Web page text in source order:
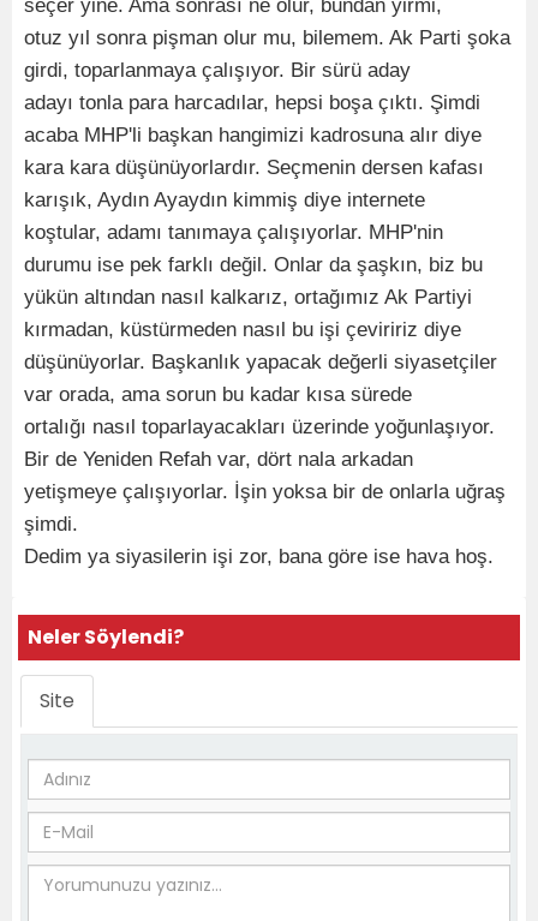
seçer yine. Ama sonrası ne olur, bundan yirmi,
otuz yıl sonra pişman olur mu, bilemem. Ak Parti şoka
girdi, toparlanmaya çalışıyor. Bir sürü aday
adayı tonla para harcadılar, hepsi boşa çıktı. Şimdi
acaba MHP'li başkan hangimizi kadrosuna alır diye
kara kara düşünüyorlardır. Seçmenin dersen kafası
karışık, Aydın Ayaydın kimmiş diye internete
koştular, adamı tanımaya çalışıyorlar. MHP'nin
durumu ise pek farklı değil. Onlar da şaşkın, biz bu
yükün altından nasıl kalkarız, ortağımız Ak Partiyi
kırmadan, küstürmeden nasıl bu işi çeviririz diye
düşünüyorlar. Başkanlık yapacak değerli siyasetçiler
var orada, ama sorun bu kadar kısa sürede
ortalığı nasıl toparlayacakları üzerinde yoğunlaşıyor.
Bir de Yeniden Refah var, dört nala arkadan
yetişmeye çalışıyorlar. İşin yoksa bir de onlarla uğraş
şimdi.
Dedim ya siyasilerin işi zor, bana göre ise hava hoş.
Neler Söylendi?
Site